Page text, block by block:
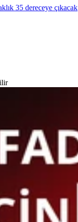
35 dereceye çıkacak